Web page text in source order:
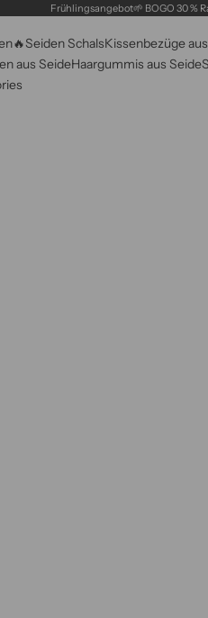
Frühlingsangebot🌱 BOGO 30 %
Seiden SchalsKissenbezüge
aus SeideHaargummis aus Seide